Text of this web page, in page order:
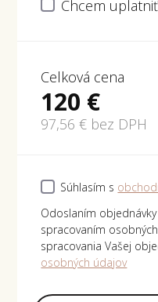
Chcem
Celková cena
120 €
97,56 € bez DPH
Súhlasím s
Odoslaním
spracovaním
spracovania Vašej
osobných údajov